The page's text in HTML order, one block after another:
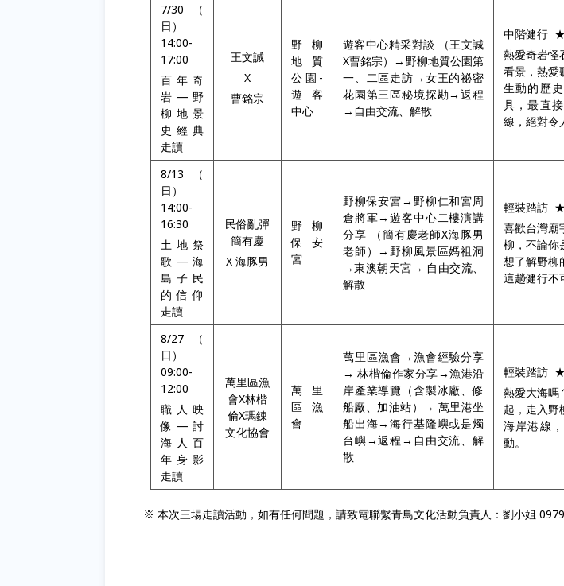
7/30（
日）
14:00-
17:00
百年奇
岩—野
柳地景
史經典
走讀
王文誠
X
曹銘宗
野柳
地質
公園-
遊客
中心
遊客中心精采對談
（王文誠
X曹銘宗）→野柳地質公園第
一、二區走訪→女王的祕密
花園第三區秘境探勘→返程
→自由交流、解散
中階健行
熱愛奇岩怪
看景，熱愛
生動的歷
具，最直
線，絕對令
8/13（
日）
14:00-
16:30
土地祭
歌—海
島子民
的信仰
走讀
民俗亂彈
簡有慶
X 海豚男
野柳
保安
宮
野柳保安宮→野柳仁和宮周
倉將軍→遊客中心二樓演講
分享
（簡有慶老師X海豚男
老師）→野柳風景區媽祖洞
→東澳朝天宮→ 自由交流、
解散
輕裝踏訪
喜歡台灣廟
柳，不論你
想了解野柳
這趟健行不
8/27（
日）
09:00-
12:00
職人映
像—討
海人百
年身影
走讀
萬里區漁
會X林楷
倫X瑪鋉
文化協會
萬里
區漁
會
萬里區漁會→漁會經驗分享
→ 林楷倫作家分享→漁港沿
岸產業導覽（含製冰廠、修
船廠、加油站）→ 萬里港坐
船出海→海行基隆嶼或是燭
台嶼→返程→自由交流、解
散
輕裝踏訪
熱愛大海嗎
起，走入野
海岸港線
動。
※ 本次三場走讀活動，如有任何問題，請致電聯繫青鳥文化活動負責人：劉小姐